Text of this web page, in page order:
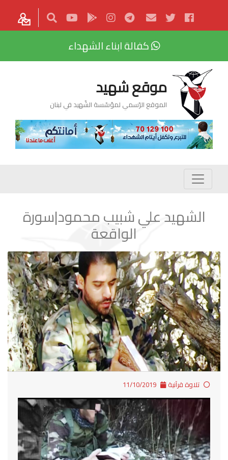
كفالة ابناء الشهداء
موقع شهيد
الموقع الرّسمي لمؤسّسة الشّهيد في لبنان
الشهيد علي شبيب محمود|سورة
الواقعة
تلاوة قرآنية